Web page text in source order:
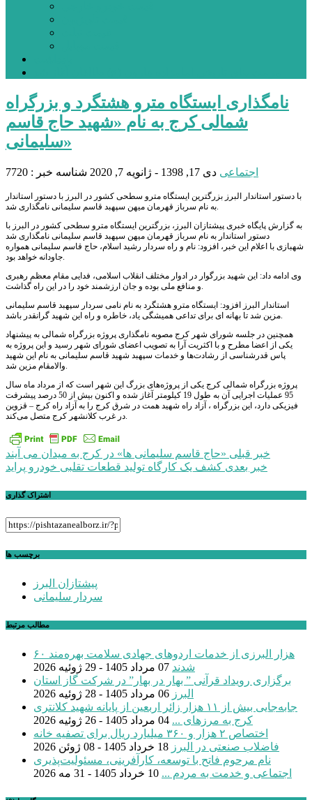
نامگذاری ایستگاه مترو هشتگرد و بزرگراه
شمالی کرج به نام «شهید حاج قاسم
سلیمانی»
اجتماعی دی 17, 1398 - ژانویه 7, 2020 شناسه خبر : 7720
با دستور استاندار البرز بزرگترین ایستگاه مترو سطحی کشور در البرز با دستور استاندار
به نام سرباز قهرمان میهن سپهبد قاسم سلیمانی نامگذاری شد.
به گزارش پایگاه خبری پیشتازان البرز، بزرگترین ایستگاه مترو سطحی کشور در البرز با
دستور استاندار به نام سرباز قهرمان میهن سپهبد قاسم سلیمانی نامگذاری شد
شهبازی با اعلام این خبر، افزود: نام و راه سردار رشید اسلام، حاج قاسم سلیمانی همواره
جاودانه خواهد بود.
وی ادامه داد: این شهید بزرگوار در ادوار مختلف انقلاب اسلامی، فدایی مقام معظم رهبری
و منافع ملی بوده و جان ارزشمند خود را در این راه گذاشت.
استاندار البرز افزود: ایستگاه مترو هشتگرد به نام نامی سردار سپهبد قاسم سلیمانی
مزین شد تا بهانه ای برای تداعی همیشگی یاد، خاطره و راه این شهید گرانقدر باشد.
همچنین در جلسه شورای شهر کرج مصوبه نامگذاری پروژه بزرگراه شمالی به پیشنهاد
یکی از اعضا مطرح و با اکثریت آرا به تصویب اعضای شورای شهر رسید و این پروژه به
پاس قدرشناسی از رشادت‌ها و خدمات سپهبد شهید قاسم سلیمانی به نام این شهید
والامقام مزین شد.
پروژه بزرگراه شمالی کرج یکی از پروژه‌های بزرگ این شهر است که از مرداد ماه سال
95 عملیات اجرایی آن به طول 19 کیلومتر آغاز شده و اکنون بیش از 50 درصد پیشرفت
فیزیکی دارد، این بزرگراه ، آزاد راه شهید همت در شرق کرج را به آزاد راه کرج – قزوین
در غرب کلانشهر کرج متصل می‌کند.
راهبری
نوشته
خبر قبلی «حاج قاسم سلیمانی ها» در کرج به میدان می آیند
خبر بعدی کشف یک کارگاه تولید قطعات تقلبی خودرو پراید
اشتراک گذاری
برچسب ها
پیشتازان البرز
سردار سلیمانی
مطالب مرتبط
۶۰ هزار البرزی از خدمات اردوهای جهادی سلامت بهره‌مند
شدند 07 مرداد 1405 - 29 ژوئیه 2026
برگزاری رویداد قرآنی ” بهار در بهار” در شرکت گاز استان
البرز 06 مرداد 1405 - 28 ژوئیه 2026
جابه‌جایی بیش از ۱۱ هزار زائر اربعین از پایانه شهید کلانتری
کرج به مرزهای ... 04 مرداد 1405 - 26 ژوئیه 2026
اختصاص ۲ هزار و ۳۶۰ میلیارد ریال برای تصفیه خانه
فاضلاب صنعتی در البرز 18 خرداد 1405 - 08 ژوئن 2026
نام مرحوم فاتح با توسعه، کارآفرینی، مسئولیت‌پذیری
اجتماعی و خدمت به مردم ... 10 خرداد 1405 - 31 مه 2026